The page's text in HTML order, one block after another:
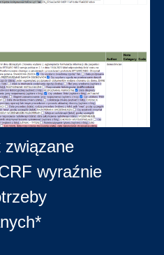
związane
wyraźnie